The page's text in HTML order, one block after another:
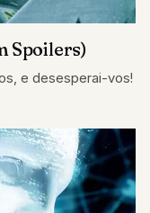
Spoilers)
e desesperai-vos!